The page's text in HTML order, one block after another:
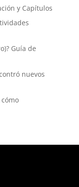
y Capítulos
Guía de
nuevos